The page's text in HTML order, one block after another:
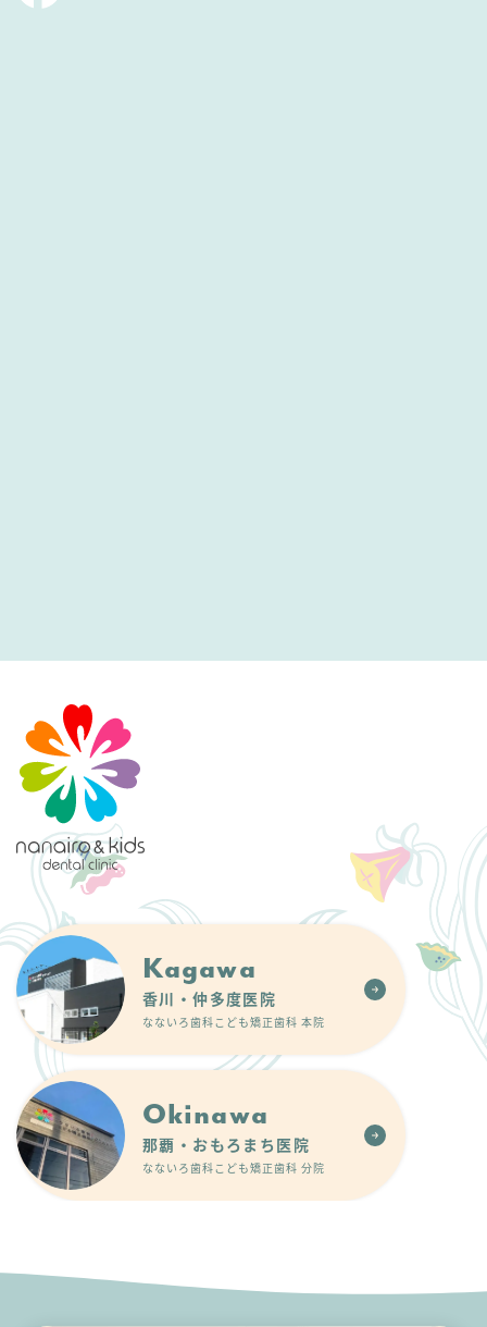
Kagawa
香川・仲多度医院
なないろ歯科こども矯正歯科 本院
Okinawa
那覇・おもろまち医院
なないろ歯科こども矯正歯科 分院